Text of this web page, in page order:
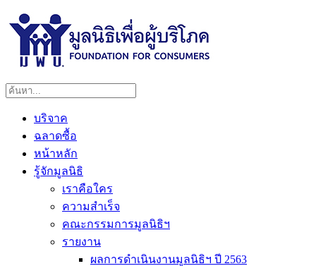
บริจาค
ฉลาดซื้อ
หน้าหลัก
รู้จักมูลนิธิ
เราคือใคร
ความสำเร็จ
คณะกรรมการมูลนิธิฯ
รายงาน
ผลการดำเนินงานมูลนิธิฯ ปี 2563